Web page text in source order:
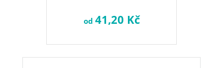
od 41,20 Kč